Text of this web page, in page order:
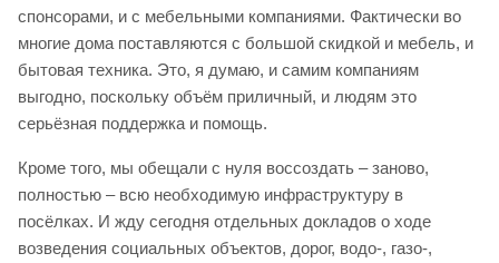
спонсорами, и с мебельными компаниями. Фактически во
многие дома поставляются с большой скидкой и мебель, и
бытовая техника. Это, я думаю, и самим компаниям
выгодно, поскольку объём приличный, и людям это
серьёзная поддержка и помощь.
Кроме того, мы обещали с нуля воссоздать – заново,
полностью – всю необходимую инфраструктуру в
посёлках. И жду сегодня отдельных докладов о ходе
возведения социальных объектов, дорог, водо-, газо-,